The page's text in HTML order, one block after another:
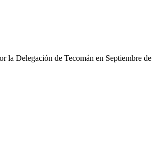
la Delegación de Tecomán en Septiembre de